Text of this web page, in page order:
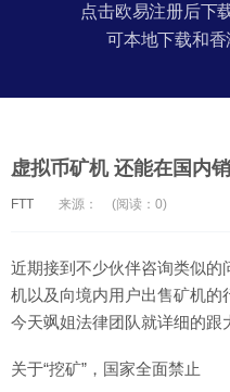
点击欧易注册后下
可本地下载和
虚拟币矿机 还能在国内
FTT 来源： (阅读：0)
近期接到不少伙伴咨询类似
机以及向境内用户出售矿机的
今天飒姐法律团队就详细的跟
关于“挖矿”，国家全面禁止